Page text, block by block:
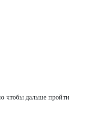
чтобы дальше пройти